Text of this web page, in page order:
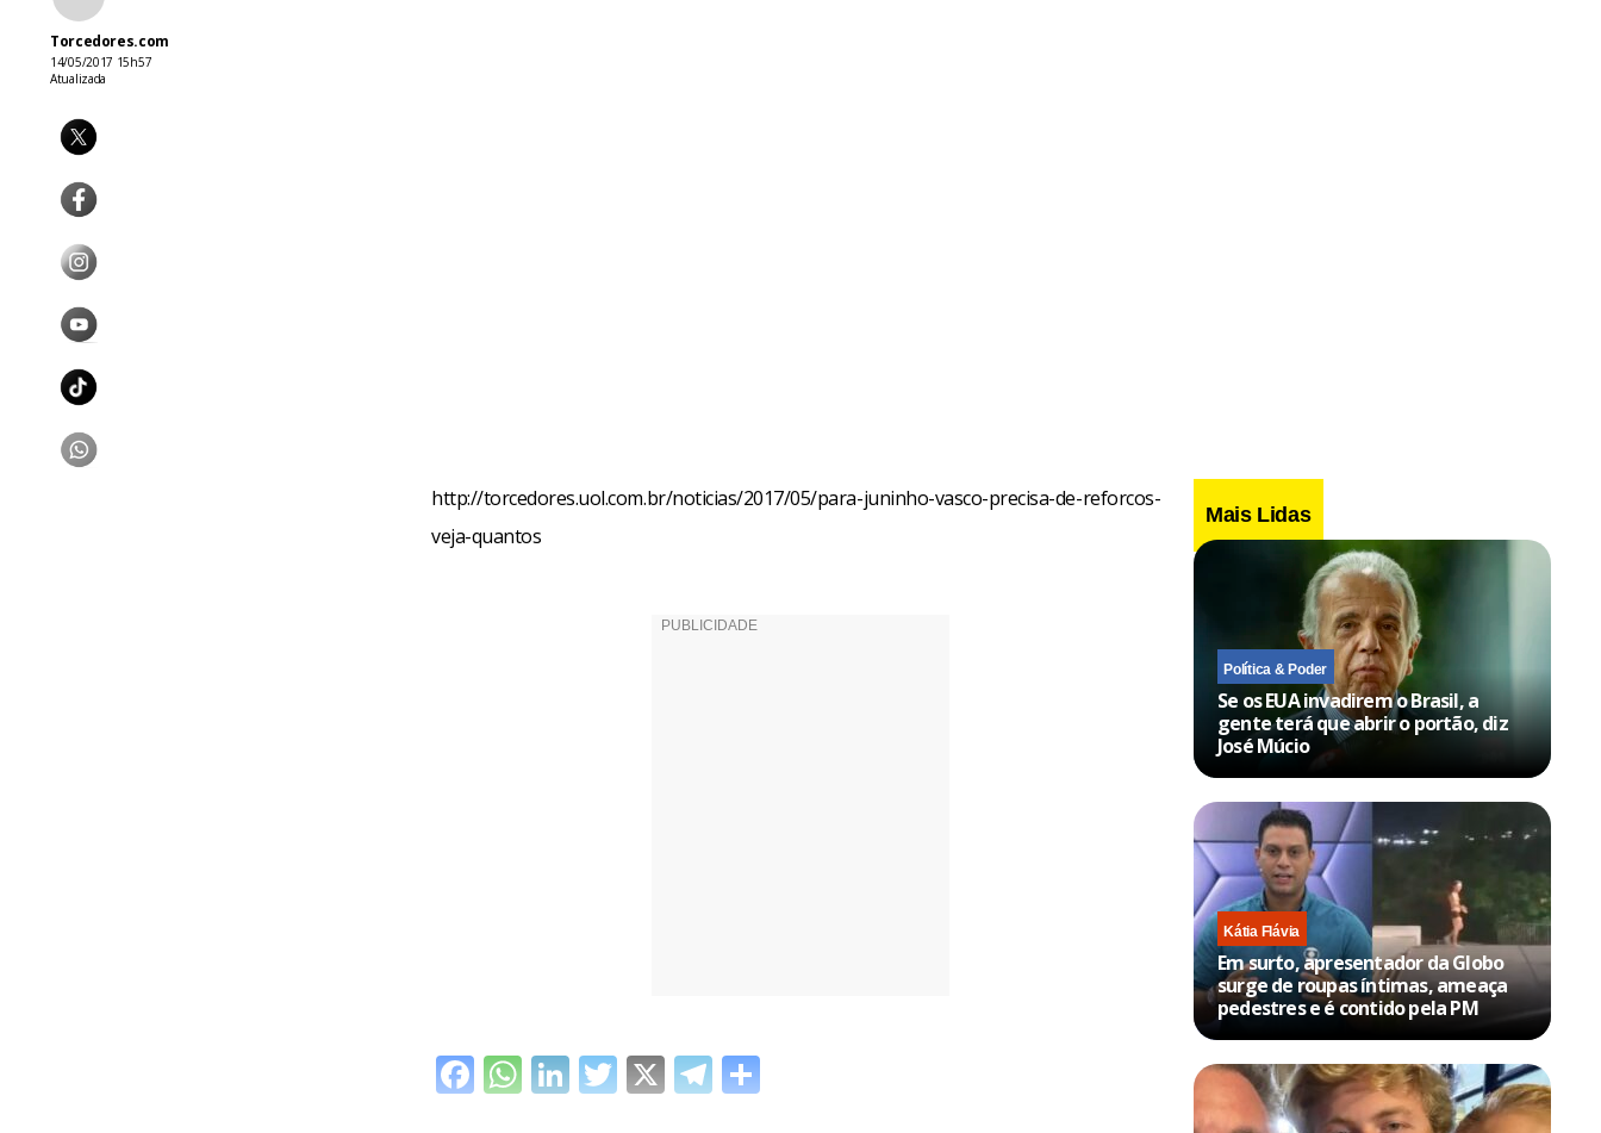
Torcedores.com
14/05/2017 15h57
Atualizada
http://torcedores.uol.com.br/noticias/2017/05/para-juninho-vasco-precisa-de-reforcos-
veja-quantos
Facebook
WhatsApp
LinkedIn
Twitter
X Telegram
Mais Lidas
Política & Poder
Se os EUA invadirem o Brasil, a
gente terá que abrir o portão, diz
José Múcio
Kátia Flávia
Em surto, apresentador da Globo
surge de roupas íntimas, ameaça
pedestres e é contido pela PM